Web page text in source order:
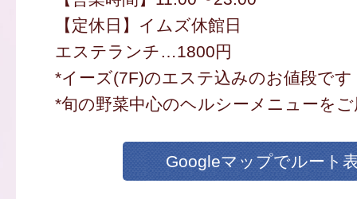
【定休日】イムズ休館日
エステランチ…1800円
*イーズ(7F)のエステ込みのお値段です
*旬の野菜中心のヘルシーメニューを
Googleマップでルート